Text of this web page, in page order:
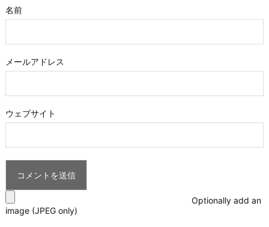
名前
メールアドレス
ウェブサイト
Optionally add an
image (JPEG only)